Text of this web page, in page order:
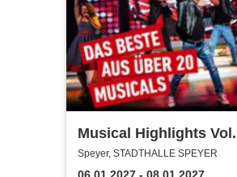
Musical Highlights
Das Beste aus Musical
Speyer, STADTHALLE SPEYER